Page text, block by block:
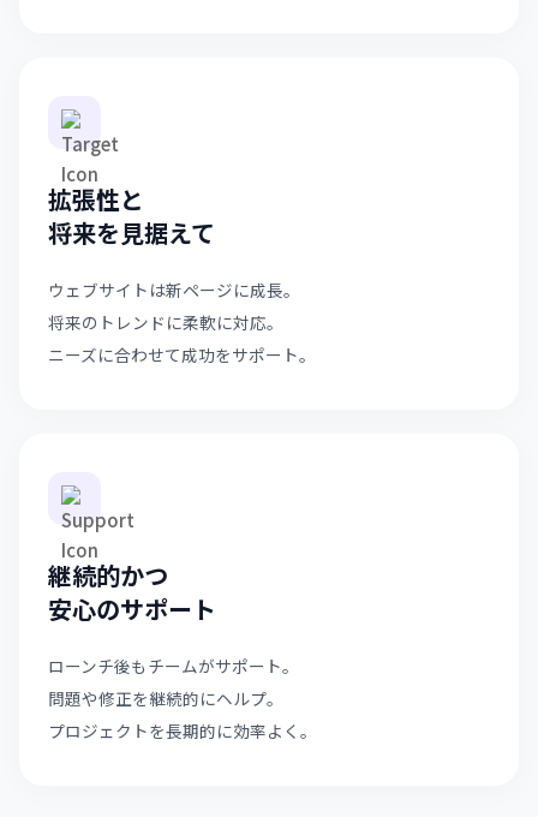
拡張性と
将来を見据えて
ウェブサイトは新ページに成長。
将来のトレンドに柔軟に対応。
ニーズに合わせて成功をサポート。
継続的かつ
安心のサポート
ローンチ後もチームがサポート。
問題や修正を継続的にヘルプ。
プロジェクトを長期的に効率よく。